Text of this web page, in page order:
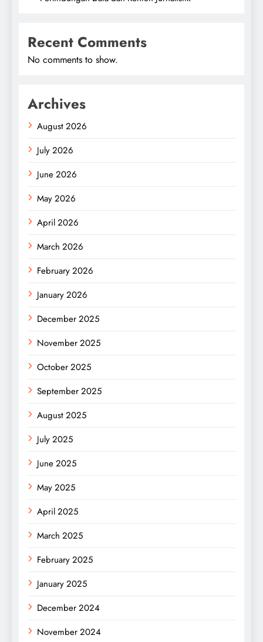
Recent Comments
No comments to show.
Archives
August 2026
July 2026
June 2026
May 2026
April 2026
March 2026
February 2026
January 2026
December 2025
November 2025
October 2025
September 2025
August 2025
July 2025
June 2025
May 2025
April 2025
March 2025
February 2025
January 2025
December 2024
November 2024